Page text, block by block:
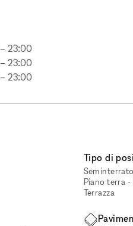
–23:00
–23:00
–23:00
Tipo di
Seminterrato
Piano terra -
Terrazza